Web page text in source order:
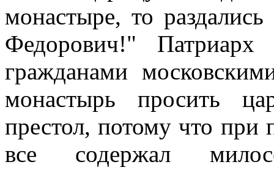
монастыре, то
Федорович!"
гражданами
монастырь просить
престол, потому что
все содержал